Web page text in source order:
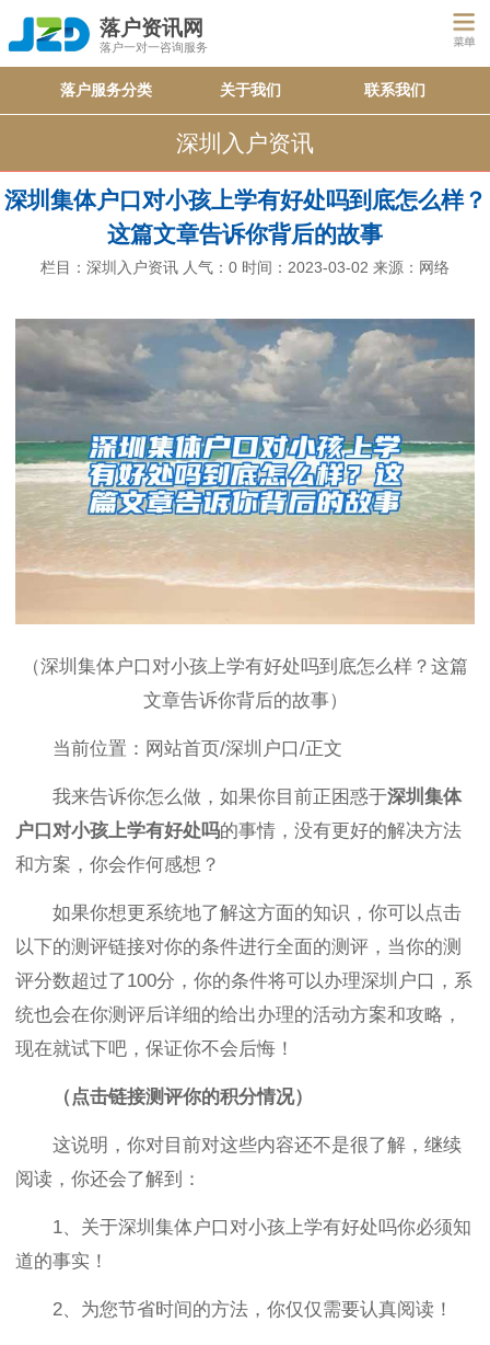
落户资讯网
落户一对一咨询服务
落户服务分类 关于我们 联系我们
深圳入户资讯
深圳集体户口对小孩上学有好处吗到底怎么样？
这篇文章告诉你背后的故事
栏目： 深圳入户资讯 人气： 0 时间：2023-03-02 来源：网络
（深圳集体户口对小孩上学有好处吗到底怎么样？这篇
文章告诉你背后的故事）
当前位置：网站首页/深圳户口/正文
我来告诉你怎么做，如果你目前正困惑于深圳集体
户口对小孩上学有好处吗的事情，没有更好的解决方法
和方案，你会作何感想？
如果你想更系统地了解这方面的知识，你可以点击
以下的测评链接对你的条件进行全面的测评，当你的测
评分数超过了100分，你的条件将可以办理深圳户口，系
统也会在你测评后详细的给出办理的活动方案和攻略，
现在就试下吧，保证你不会后悔！
（点击链接测评你的积分情况）
这说明，你对目前对这些内容还不是很了解，继续
阅读，你还会了解到：
1、关于深圳集体户口对小孩上学有好处吗你必须知
道的事实！
2、为您节省时间的方法，你仅仅需要认真阅读！